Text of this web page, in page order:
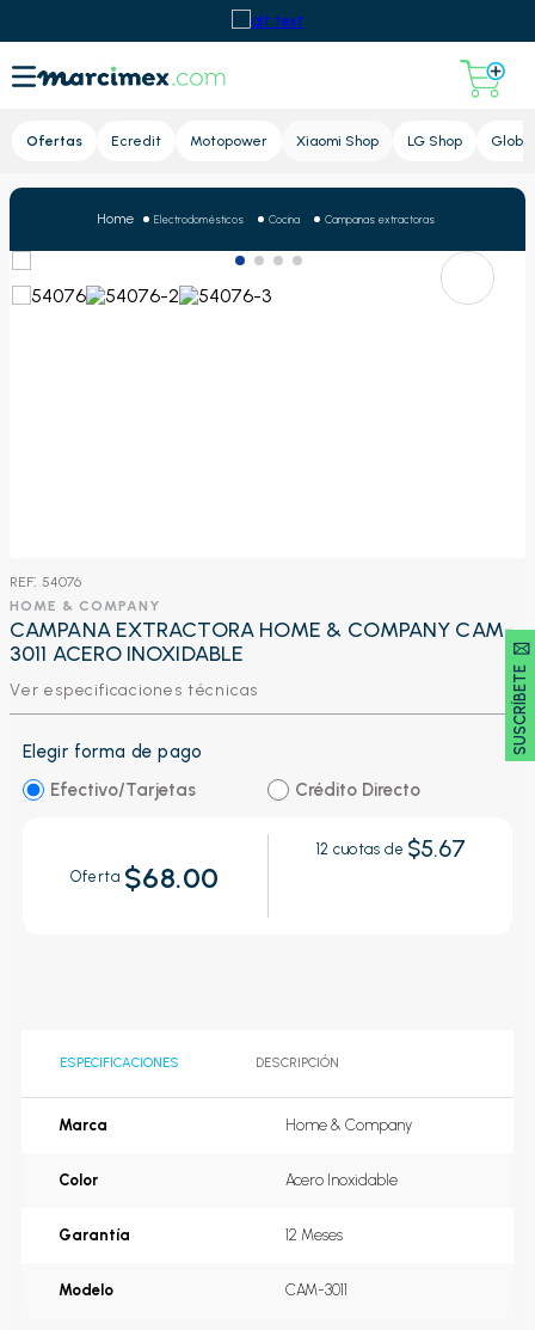
Ofertas Ecredit Motopower Xiaomi Shop LG Shop Global
SUSCRÍBETE 🖂
Electrodomésticos Cocina Campanas extractoras
: 54076
HOME & COMPANY
CAMPANA EXTRACTORA HOME & COMPANY CAM-
3011 ACERO INOXIDABLE
Ver especificaciones técnicas
Elegir forma de pago
Efectivo/Tarjetas
Crédito Directo
Oferta $68.00
12 cuotas de $5.67
ESPECIFICACIONES DESCRIPCIÓN
Marca Home & Company
Color Acero Inoxidable
Garantía 12 Meses
Modelo CAM-3011